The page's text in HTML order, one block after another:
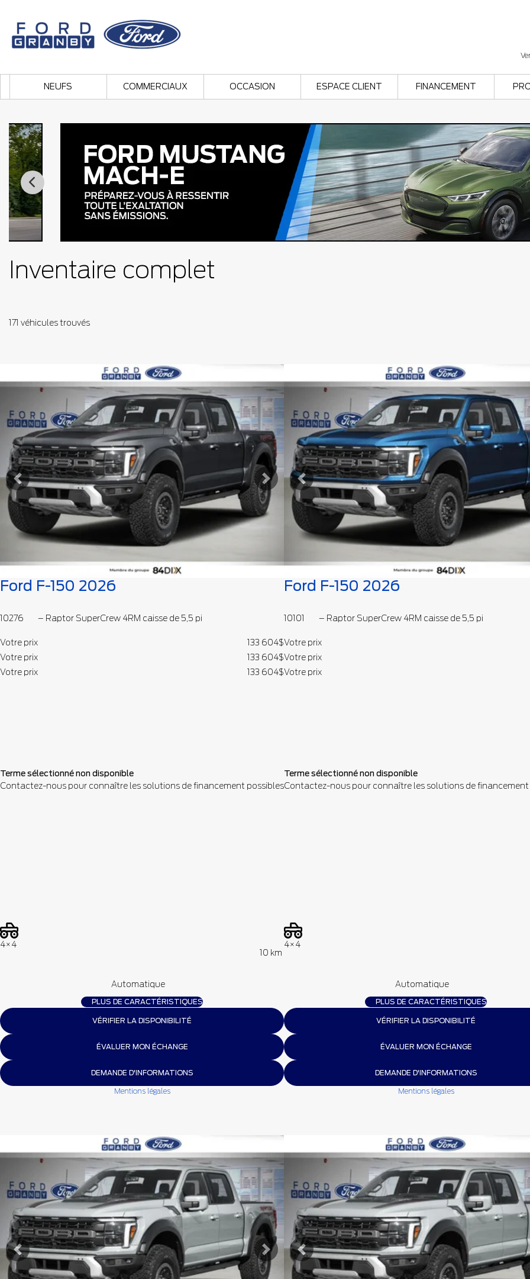
NEUFS COMMERCIAUX OCCASION ESPACE CLIENT FINANCEMENT
Inventaire complet
171 véhiculestrouvés
Précédent Suivant
Ford F-150 2026
10276 – Raptor SuperCrew 4RM caisse de 5,5 pi
Votre prix 133 604$
Votre prix
133 604$
Votre prix
133 604$
Terme sélectionné non disponible
Contactez-nous pour connaître les solutions de financement possibles
4×4
Automatique
10 km
PLUS DE CARACTÉRISTIQUES
VÉRIFIER LA DISPONIBILITÉ
ÉVALUER MON ÉCHANGE
DEMANDE D'INFORMATIONS
Mentions légales
Précédent
Ford F-150 2026
10101 – Raptor SuperCrew 4RM caisse de 5,5 pi
Votre prix
Votre prix
Votre prix
Terme sélectionné non disponible
Contactez-nous pour connaître les solutions de financement
4×4
Automatique
PLUS DE CARACTÉRISTIQUES
VÉRIFIER LA DISPONIBILITÉ
ÉVALUER MON ÉCHANGE
DEMANDE D'INFORMATIONS
Mentions légales
Précédent SuivantPrécédent